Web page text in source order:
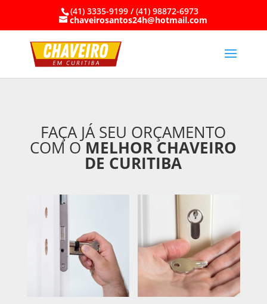
(41) 3335-9199 / (41) 98872-6973
chaveirosantos24h@hotmail.com
FAÇA JÁ SEU ORÇAMENTO
COM OMELHOR CHAVEIRO
DE CURITIBA